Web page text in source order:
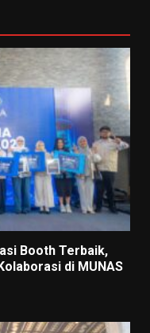
Booth Terbaik,
di MUNAS